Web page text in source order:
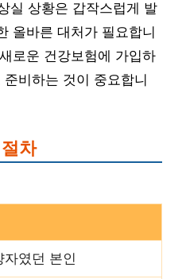
실 상황은 갑작스럽게 발
올바른 대처가 필요합니
로운 건강보험에 가입하
비하는 것이 중요합니
차
자였던 본인